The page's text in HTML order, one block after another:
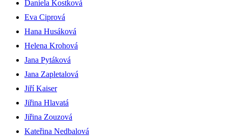
Daniela Kostková
Eva Ciprová
Hana Husáková
Helena Krohová
Jana Pytáková
Jana Zapletalová
Jiří Kaiser
Jiřina Hlavatá
Jiřina Zouzová
Kateřina Nedbalová